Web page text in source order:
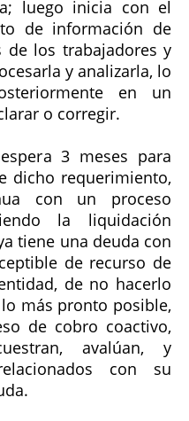
luego inicia con el
de información de
de los trabajadores y
y analizarla, lo
en un
o corregir.
3 meses para
dicho requerimiento,
con un proceso
la liquidación
tiene una deuda con
de recurso de
de no hacerlo
más pronto posible,
de cobro coactivo,
avalúan, y
con su